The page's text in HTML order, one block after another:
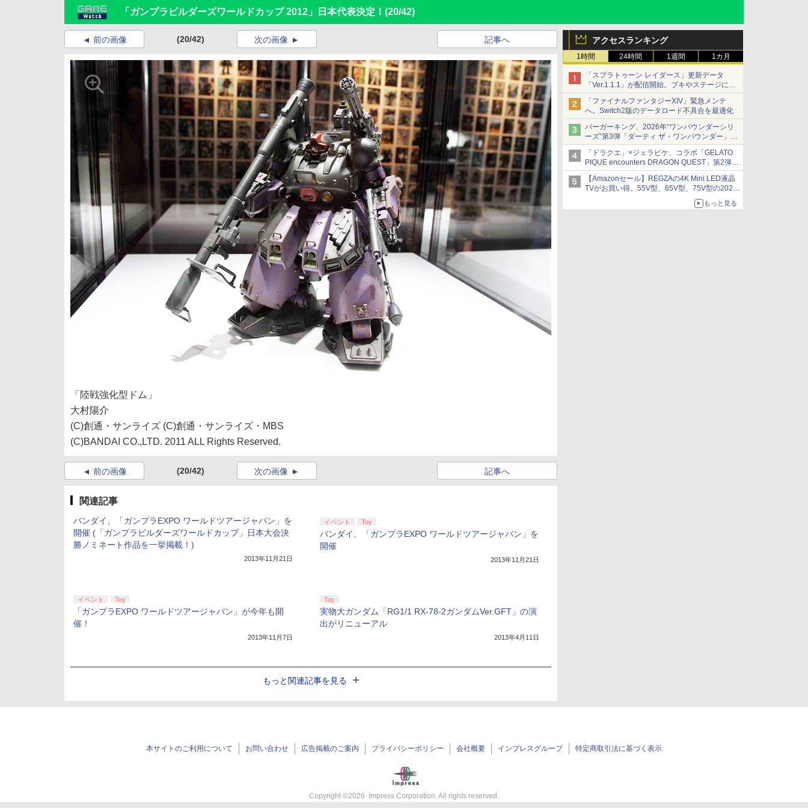
「ガンプラビルダーズワールドカップ 2012」日本代表決定！ (20/42)
アクセスランキング
1時間 24時間 1週間 1カ月
「スプラトゥーン レイダース」更新データ
「Ver.1.1.1」が配信開始。ブキやステージに関
する不具合を修正
「ファイナルファンタジーXIV」緊急メンテ
へ。Switch2版のデータロード不具合を最適化
バーガーキング、2026年“ワンパウンダーシリ
ーズ”第3弾「ダーティ ザ・ワンパウンダー」を
8月7日発売
「特製ガーリックマヨソース」を使用した超大
型チーズバーガー
「ドラクエ」×ジェラピケ、コラボ「GELATO
PIQUE encounters DRAGON QUEST」第2弾が
本日発売
アイスカップに入ったスライムやわたぼう、ベ
ビーサタンなどがオリジナルアートで登場
【Amazonセール】REGZAの4K Mini LED液晶
TVがお買い得。55V型、65V型、75V型の2026
もっと見る
前の画像 (20/42) 記事へ
次の画像
「陸戦強化型ドム」
大村陽介
(C)創通・サンライズ (C)創通・サンライズ・MBS
(C)BANDAI CO.,LTD. 2011 ALL Rights Reserved.
前の画像 (20/42) 記事へ
次の画像
関連記事
バンダイ、「ガンプラEXPO ワールドツアージャパン」を
開催 (「ガンプラビルダーズワールドカップ」日本大会決
勝ノミネート作品を一挙掲載！)
2013年11月21日
イベント Toy
バンダイ、「ガンプラEXPO ワールドツアージャパン」を
開催
2013年11月21日
イベント Toy
「ガンプラEXPO ワールドツアージャパン」が今年も開
催！
2013年11月7日
Toy
実物大ガンダム「RG1/1 RX-78-2ガンダムVer.GFT」の演
出がリニューアル
2013年4月11日
もっと関連記事を見る
本サイトのご利用について お問い合わせ 広告掲載のご案内 プライバシーポリシー 会社概要 インプレスグループ 特定商取引法に基づく表示
Copyright ©2026 Impress Corporation. All rights reserved.